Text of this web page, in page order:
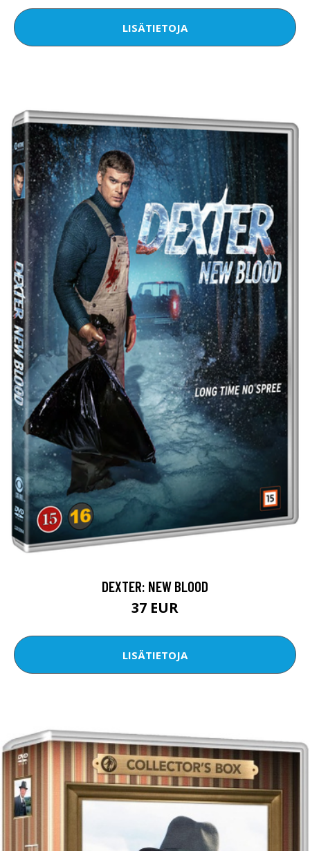
LISÄTIETOJA
DEXTER: NEW BLOOD
37 EUR
LISÄTIETOJA